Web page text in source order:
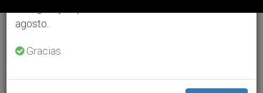
agosto.
Gracias.